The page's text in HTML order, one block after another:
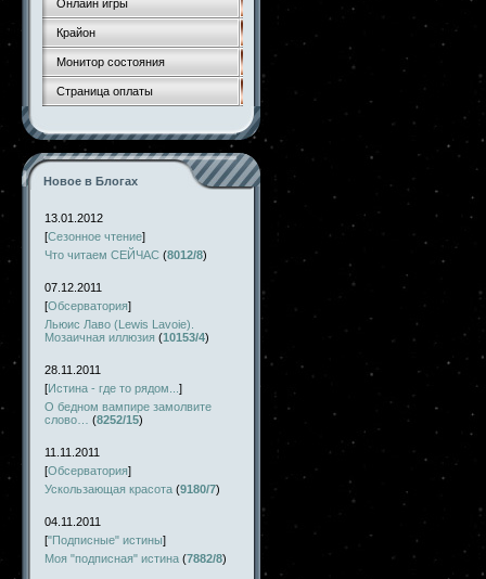
Онлайн игры
Крайон
Монитор состояния
Страница оплаты
Новое в Блогах
13.01.2012
[Сезонное чтение]
Что читаем СЕЙЧАС (8012/8)
07.12.2011
[Обсерватория]
Льюис Лаво (Lewis Lavoie).
Мозаичная иллюзия (10153/4)
28.11.2011
[Истина - где то рядом... ]
О бедном вампире замолвите
слово…
(8252/15)
11.11.2011
[Обсерватория]
Ускользающая красота (9180/7)
04.11.2011
["Подписные" истины]
Моя "подписная" истина (7882/8)